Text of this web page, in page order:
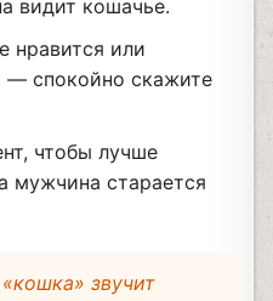
видит кошачье.
нравится или
— спокойно скажите
чтобы лучше
мужчина старается
звучит